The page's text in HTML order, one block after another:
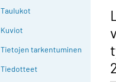
Taulukot
Kuviot
Tietojen tarkentuminen
Tiedotteet